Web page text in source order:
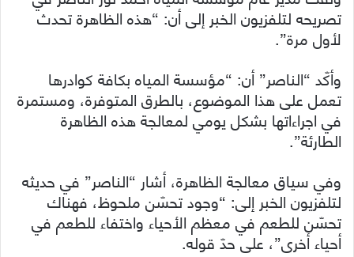
تصريحه لتلفزيون الخبر إلى أن: “هذه الظاهرة تحدث
لأول مرة”.
وأكّد “الناصر” أن: “مؤسسة المياه بكافة كوادرها
تعمل على هذا الموضوع، بالطرق المتوفرة، ومستمرة
في اجراءاتها بشكل يومي لمعالجة هذه الظاهرة
الطارئة”.
وفي سياق معالجة الظاهرة، أشار “الناصر” في حديثه
لتلفزيون الخبر إلى: “وجود تحسّن ملحوظ، فهناك
تحسّن للطعم في معظم الأحياء واختفاء للطعم في
أحياء أخرى”، على حدّ قوله.